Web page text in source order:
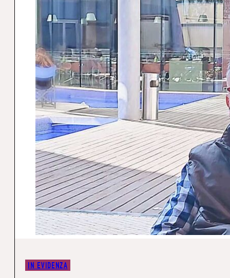
IN EVIDENZA